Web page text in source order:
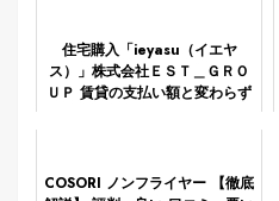
住宅購入「ieyasu（イエヤ
ス）」株式会社ＥＳＴ＿ＧＲＯ
ＵＰ 賃貸の支払い額と変わらず
COSORI ノンフライヤー 【徹底